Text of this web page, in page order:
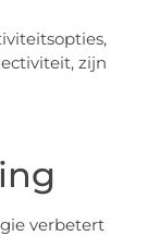
zijn
verbetert